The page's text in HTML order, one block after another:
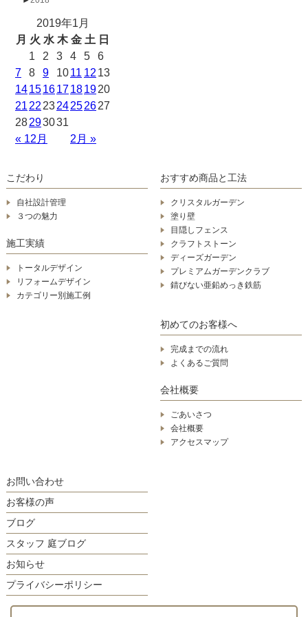
2019年1月
月 火 水 木 金 土 日
« 12月 2月 »
1 2 3 4 5
6
7
8 9 1011 12 13
14151617181920
21 22 2324252627
28293031
こだわり
自社設計管理
３つの魅力
施工実績
トータルデザイン
リフォームデザイン
カテゴリー別施工例
おすすめ商品と工法
クリスタルガーデン
塗り壁
目隠しフェンス
クラフトストーン
ディーズガーデン
プレミアムガーデンクラブ
錆びない亜鉛めっき鉄筋
初めてのお客様へ
完成までの流れ
よくあるご質問
会社概要
ごあいさつ
会社概要
アクセスマップ
お問い合わせ
お客様の声
ブログ
スタッフ 庭ブログ
お知らせ
プライバシーポリシー